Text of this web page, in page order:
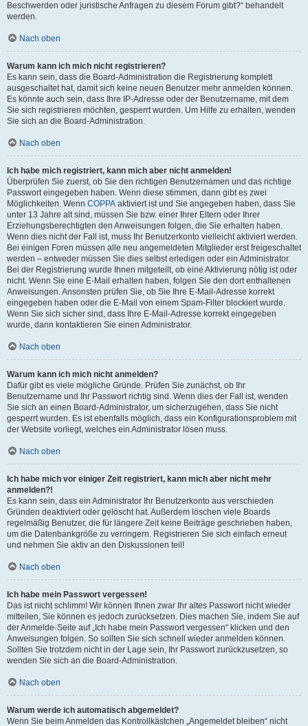
Beschwerden oder juristische Anfragen zu diesem Forum gibt?“ behandelt
werden.
Nach oben
Warum kann ich mich nicht registrieren?
Es kann sein, dass die Board-Administration die Registrierung komplett
ausgeschaltet hat, damit sich keine neuen Benutzer mehr anmelden können.
Es könnte auch sein, dass Ihre IP-Adresse oder der Benutzername, mit dem
Sie sich registrieren möchten, gesperrt wurden. Um Hilfe zu erhalten, wenden
Sie sich an die Board-Administration.
Nach oben
Ich habe mich registriert, kann mich aber nicht anmelden!
Überprüfen Sie zuerst, ob Sie den richtigen Benutzernamen und das richtige
Passwort eingegeben haben. Wenn diese stimmen, dann gibt es zwei
Möglichkeiten. Wenn COPPA aktiviert ist und Sie angegeben haben, dass Sie
unter 13 Jahre alt sind, müssen Sie bzw. einer Ihrer Eltern oder Ihrer
Erziehungsberechtigten den Anweisungen folgen, die Sie erhalten haben.
Wenn dies nicht der Fall ist, muss Ihr Benutzerkonto vielleicht aktiviert werden.
Bei einigen Foren müssen alle neu angemeldeten Mitglieder erst freigeschaltet
werden – entweder müssen Sie dies selbst erledigen oder ein Administrator.
Bei der Registrierung wurde Ihnen mitgeteilt, ob eine Aktivierung nötig ist oder
nicht. Wenn Sie eine E-Mail erhalten haben, folgen Sie den dort enthaltenen
Anweisungen. Ansonsten prüfen Sie, ob Sie Ihre E-Mail-Adresse korrekt
eingegeben haben oder die E-Mail von einem Spam-Filter blockiert wurde.
Wenn Sie sich sicher sind, dass Ihre E-Mail-Adresse korrekt eingegeben
wurde, dann kontaktieren Sie einen Administrator.
Nach oben
Warum kann ich mich nicht anmelden?
Dafür gibt es viele mögliche Gründe. Prüfen Sie zunächst, ob Ihr
Benutzername und Ihr Passwort richtig sind. Wenn dies der Fall ist, wenden
Sie sich an einen Board-Administrator, um sicherzugehen, dass Sie nicht
gesperrt wurden. Es ist ebenfalls möglich, dass ein Konfigurationsproblem mit
der Website vorliegt, welches ein Administrator lösen muss.
Nach oben
Ich habe mich vor einiger Zeit registriert, kann mich aber nicht mehr
anmelden?!
Es kann sein, dass ein Administrator Ihr Benutzerkonto aus verschieden
Gründen deaktiviert oder gelöscht hat. Außerdem löschen viele Boards
regelmäßig Benutzer, die für längere Zeit keine Beiträge geschrieben haben,
um die Datenbankgröße zu verringern. Registrieren Sie sich einfach erneut
und nehmen Sie aktiv an den Diskussionen teil!
Nach oben
Ich habe mein Passwort vergessen!
Das ist nicht schlimm! Wir können Ihnen zwar Ihr altes Passwort nicht wieder
mitteilen, Sie können es jedoch zurücksetzen. Dies machen Sie, indem Sie auf
der Anmelde-Seite auf „Ich habe mein Passwort vergessen“ klicken und den
Anweisungen folgen. So sollten Sie sich schnell wieder anmelden können.
Sollten Sie trotzdem nicht in der Lage sein, Ihr Passwort zurückzusetzen, so
wenden Sie sich an die Board-Administration.
Nach oben
Warum werde ich automatisch abgemeldet?
Wenn Sie beim Anmelden das Kontrollkästchen „Angemeldet bleiben“ nicht